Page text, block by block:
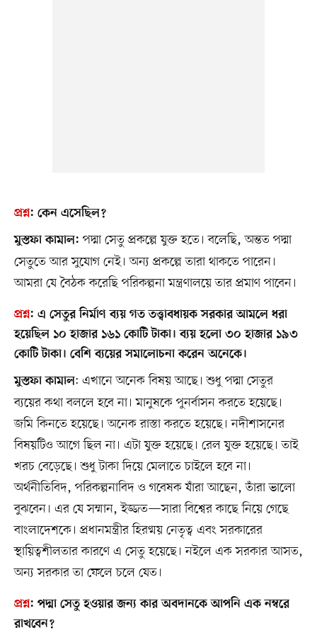
প্রশ্ন: কেন এসেছিল?
মুস্তফা কামাল: পদ্মা সেতু প্রকল্পে যুক্ত হতে। বলেছি, অন্তত পদ্মা
সেতুতে আর সুযোগ নেই। অন্য প্রকল্পে তারা থাকতে পারেন।
আমরা যে বৈঠক করেছি পরিকল্পনা মন্ত্রণালয়ে তার প্রমাণ পাবেন।
প্রশ্ন: এ সেতুর নির্মাণ ব্যয় গত তত্ত্বাবধায়ক সরকার আমলে ধরা
হয়েছিল ১০ হাজার ১৬১ কোটি টাকা। ব্যয় হলো ৩০ হাজার ১৯৩
কোটি টাকা। বেশি ব্যয়ের সমালোচনা করেন অনেকে।
মুস্তফা কামাল: এখানে অনেক বিষয় আছে। শুধু পদ্মা সেতুর
ব্যয়ের কথা বললে হবে না। মানুষকে পুনর্বাসন করতে হয়েছে।
জমি কিনতে হয়েছে। অনেক রাস্তা করতে হয়েছে। নদীশাসনের
বিষয়টিও আগে ছিল না। এটা যুক্ত হয়েছে। রেল যুক্ত হয়েছে। তাই
খরচ বেড়েছে। শুধু টাকা দিয়ে মেলাতে চাইলে হবে না।
অর্থনীতিবিদ, পরিকল্পনাবিদ ও গবেষক যাঁরা আছেন, তাঁরা ভালো
বুঝবেন। এর যে সম্মান, ইজ্জত—সারা বিশ্বের কাছে নিয়ে গেছে
বাংলাদেশকে। প্রধানমন্ত্রীর হিরণ্ময় নেতৃত্ব এবং সরকারের
স্থায়িত্বশীলতার কারণে এ সেতু হয়েছে। নইলে এক সরকার আসত,
অন্য সরকার তা ফেলে চলে যেত।
প্রশ্ন: পদ্মা সেতু হওয়ার জন্য কার অবদানকে আপনি এক নম্বরে
রাখবেন?